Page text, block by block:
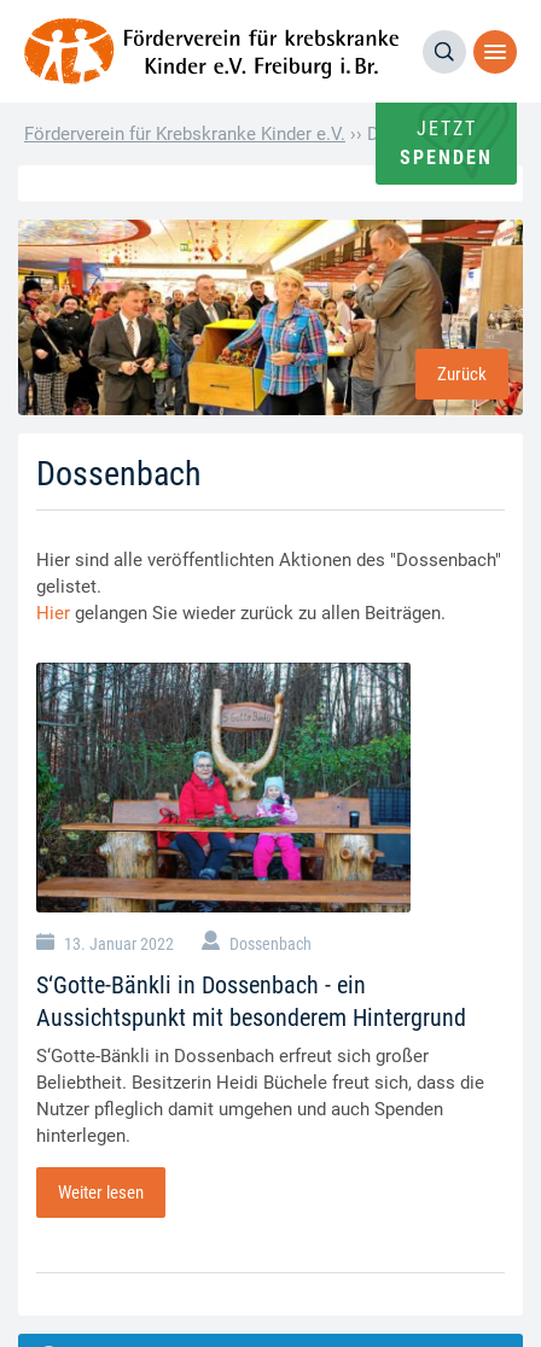
JETZT
SPENDEN
Förderverein für Krebskranke Kinder e.V. ›› Dossenbach
Dossenbach
Zurück
Hier sind alle veröffentlichten Aktionen des "Dossenbach"
gelistet.
Hier gelangen Sie wieder zurück zu allen Beiträgen.
13. Januar 2022 Dossenbach
S‘Gotte-Bänkli in Dossenbach - ein
Aussichtspunkt mit besonderem Hintergrund
S‘Gotte-Bänkli in Dossenbach erfreut sich großer
Beliebtheit. Besitzerin Heidi Büchele freut sich, dass die
Nutzer pfleglich damit umgehen und auch Spenden
hinterlegen.
Weiter lesen